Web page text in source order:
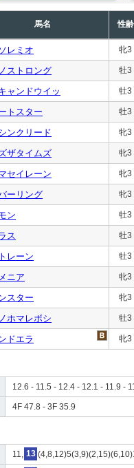
馬名 性齢
レミオ 牝3
ストロング 牡3
ャンドウイッ 牡3
トスター 牡3
ンクリード 牝3
ザタイムズ 牝3
セイレーン 牝3
ーリング 牝3
ン 牡3
ス 牡3
レーン 牡3
ニア 牝3
スター 牝3
ホマレボシ 牡3
ドエラ 牝3
12.6 - 11.5 - 12.4 - 12.1 - 11.9 -
4F 47.8 - 3F 35.9
11, 13